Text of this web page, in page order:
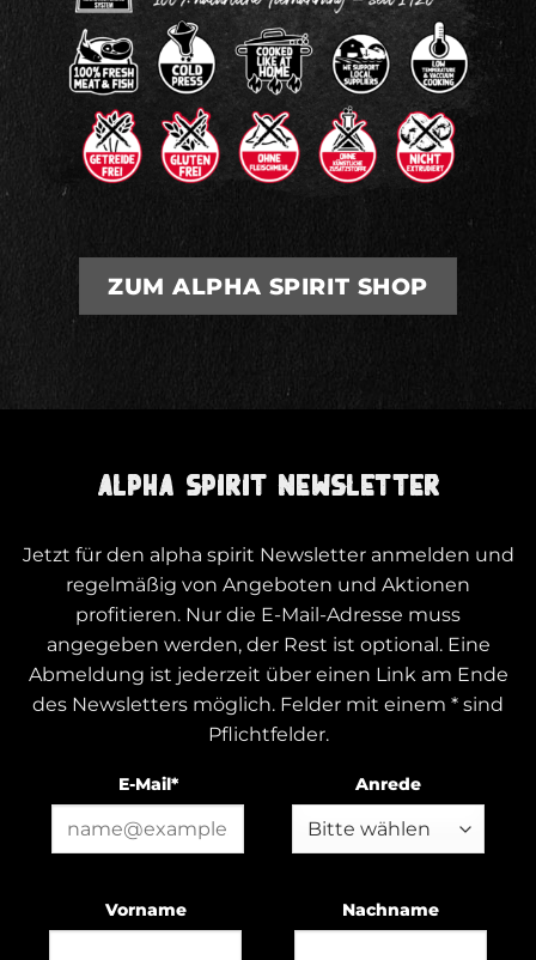
ZUM ALPHA SPIRIT SHOP
ALPHA SPIRIT NEWSLETTER
Jetzt für den alpha spirit Newsletter anmelden und
regelmäßig von Angeboten und Aktionen
profitieren. Nur die E-Mail-Adresse muss
angegeben werden, der Rest ist optional. Eine
Abmeldung ist jederzeit über einen Link am Ende
des Newsletters möglich. Felder mit einem * sind
Pflichtfelder.
E-Mail* Anrede
Vorname Nachname